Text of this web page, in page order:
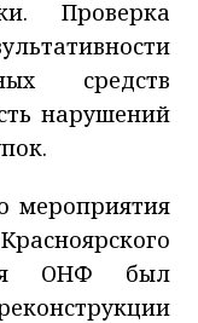
Проверка
средств
нарушений
мероприятия
ОНФ был